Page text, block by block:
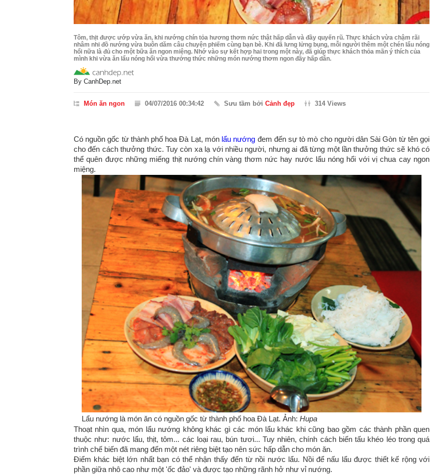
Tôm, thịt được ướp vừa ăn, khi nướng chín tỏa hương thơm nức thật hấp dẫn và đầy quyến rũ. Thực khách vừa chậm rãi
nhâm nhi đồ nướng vừa buôn dăm câu chuyện phiếm cùng bạn bè. Khi đã lưng lửng bụng, mỗi người thêm một chén lẩu nóng
hổi nữa là đủ cho một bữa ăn ngon miệng. Nhớ vào sự kết hợp hai trong một này, đã giúp thực khách thỏa mãn ý thích của
mình khi vừa ăn lẩu nóng hổi vừa thưởng thức những món nướng thơm ngon đầy hấp dẫn.
By CanhDep.net
Món ăn ngon 04/07/2016 00:34:42 Sưu tầm bởi Cảnh đẹp 314 Views
Có nguồn gốc từ thành phố hoa Đà Lạt, món lẩu nướng đem đến sự tò mò cho người dân Sài Gòn từ tên gọi
cho đến cách thưởng thức. Tuy còn xa lạ với nhiều người, nhưng ai đã từng một lần thưởng thức sẽ khó có
thể quên được những miếng thịt nướng chín vàng thơm nức hay nước lẩu nóng hổi với vị chua cay ngon
miệng.
Lẩu nướng là món ăn có nguồn gốc từ thành phố hoa Đà Lạt. Ảnh: Hupa
Thoạt nhìn qua, món lẩu nướng không khác gì các món lẩu khác khi cũng bao gồm các thành phần quen
thuộc như: nước lẩu, thịt, tôm... các loại rau, bún tươi... Tuy nhiên, chính cách biến tấu khéo léo trong quá
trình chế biến đã mang đến một nét riêng biệt tạo nên sức hấp dẫn cho món ăn.
Điểm khác biệt lớn nhất bạn có thể nhận thấy đến từ nồi nước lẩu. Nồi để nấu lẩu được thiết kế rộng với
phần giữa nhô cao như một 'ốc đảo' và được tạo những rãnh hở như vỉ nướng.